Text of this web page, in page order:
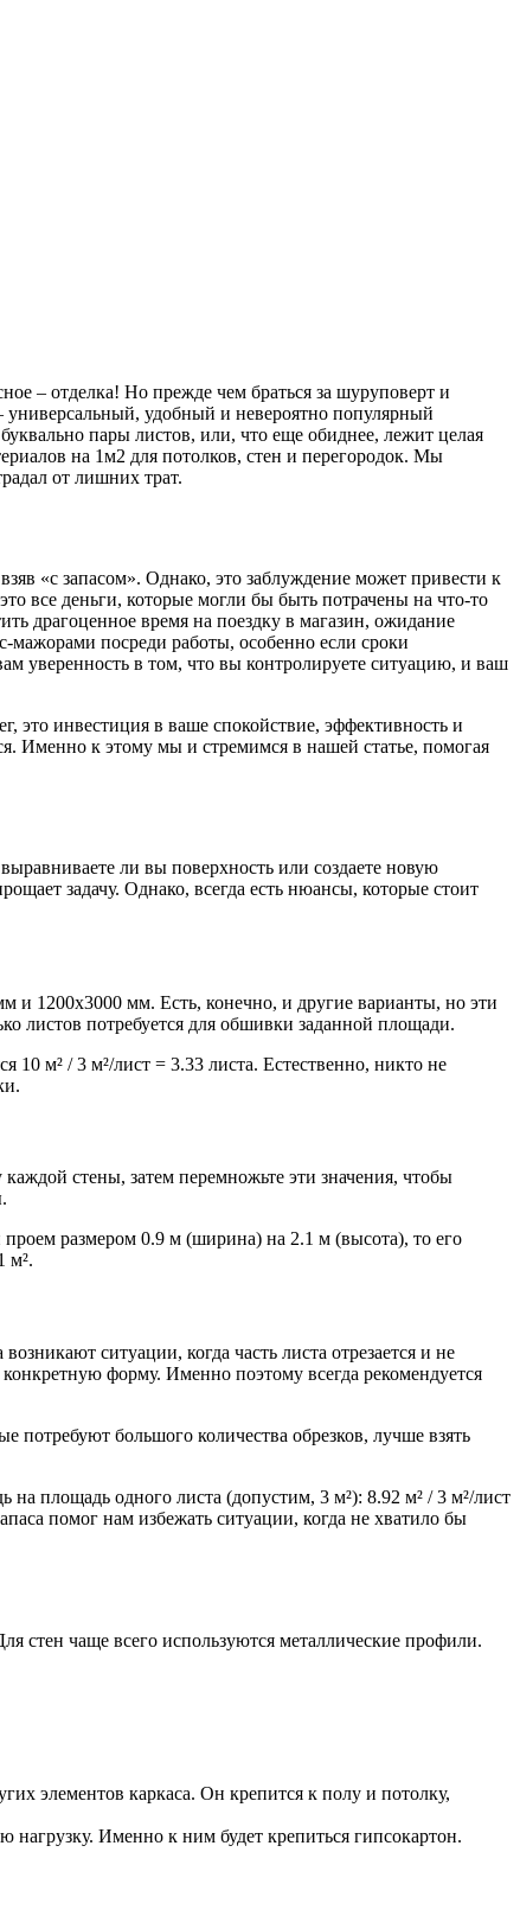
– отделка! Но прежде чем браться за шуруповерт и
универсальный, удобный и невероятно популярный
пары листов, или, что еще обиднее, лежит целая
на 1м2 для потолков, стен и перегородок. Мы
от лишних трат.
«с запасом». Однако, это заблуждение может привести к
все деньги, которые могли бы быть потрачены на что-то
драгоценное время на поездку в магазин, ожидание
мажорами посреди работы, особенно если сроки
уверенность в том, что вы контролируете ситуацию, и ваш
это инвестиция в ваше спокойствие, эффективность и
Именно к этому мы и стремимся в нашей статье, помогая
ли вы поверхность или создаете новую
задачу. Однако, всегда есть нюансы, которые стоит
и 1200х3000 мм. Есть, конечно, и другие варианты, но эти
листов потребуется для обшивки заданной площади.
м² / 3 м²/лист = 3.33 листа. Естественно, никто не
стены, затем перемножьте эти значения, чтобы
размером 0.9 м (ширина) на 2.1 м (высота), то его
м².
ситуации, когда часть листа отрезается и не
форму. Именно поэтому всегда рекомендуется
большого количества обрезков, лучше взять
площадь одного листа (допустим, 3 м²): 8.92 м² / 3 м²/лист
помог нам избежать ситуации, когда не хватило бы
стен чаще всего используются металлические профили.
элементов каркаса. Он крепится к полу и потолку,
Именно к ним будет крепиться гипсокартон.